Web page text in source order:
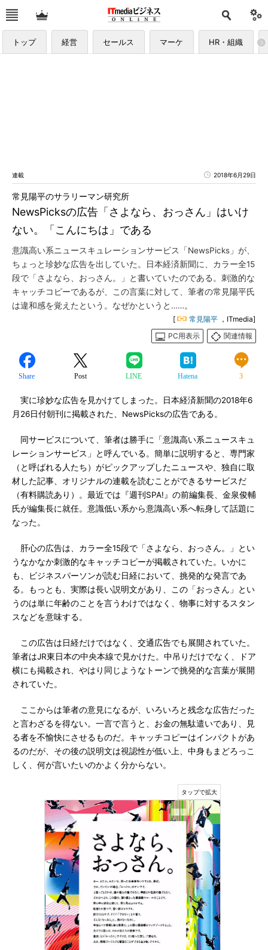
トップ 経営 セールス マーケ HR・組織
連載 2018年6月29日
NewsPicksの広告「さよなら、おっさん」はいけ
ない。「こんにちは」である
常見陽平のサラリーマン研究所
意識高い系ニュースキュレーションサービス「NewsPicks」が、
ちょっと珍妙な広告を出していた。日本経済新聞に、カラー全15
段で「さよなら、おっさん。」と書いていたのである。刺激的な
キャッチコピーであるが、この言葉に対して、筆者の常見陽平氏
は違和感を覚えたという。なぜかというと……。
[ 常見陽平 ，ITmedia]
PC用表示
関連情報
Share Post LINE Hatena 3
実に珍妙な広告を見かけてしまった。日本経済新聞の2018年6
月26日付朝刊に掲載された、NewsPicksの広告である。
同サービスについて、筆者は勝手に「意識高い系ニュースキュ
レーションサービス」と呼んでいる。簡単に説明すると、専門家
（と呼ばれる人たち）がピックアップしたニュースや、独自に取
材した記事、オリジナルの連載を読むことができるサービスだ
（有料購読あり）。最近では『週刊SPA!』の前編集長、金泉俊輔
氏が編集長に就任。意識低い系から意識高い系へ転身して話題に
なった。
肝心の広告は、カラー全15段で「さよなら、おっさん。」とい
うなかなか刺激的なキャッチコピーが掲載されていた。いかに
も、ビジネスパーソンが読む日経において、挑発的な発言であ
る。もっとも、実際は長い説明文があり、この「おっさん」とい
うのは単に年齢のことを言うわけではなく、物事に対するスタン
スなどを意味する。
この広告は日経だけではなく、交通広告でも展開されていた。
筆者はJR東日本の中央本線で見かけた。中吊りだけでなく、ドア
横にも掲載され、やはり同じようなトーンで挑発的な言葉が展開
されていた。
ここからは筆者の意見になるが、いろいろと残念な広告だった
と言わざるを得ない。一言で言うと、お金の無駄遣いであり、見
る者を不愉快にさせるものだ。キャッチコピーはインパクトがあ
るのだが、その後の説明文は視認性が低い上、中身もまどろっこ
しく、何が言いたいのかよく分からない。